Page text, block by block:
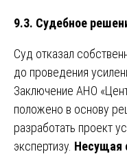
9.3. Судебное
Суд отказал
до проведения
Заключение АНО
положено в основу
разработать проект
экспертизу. Несущая